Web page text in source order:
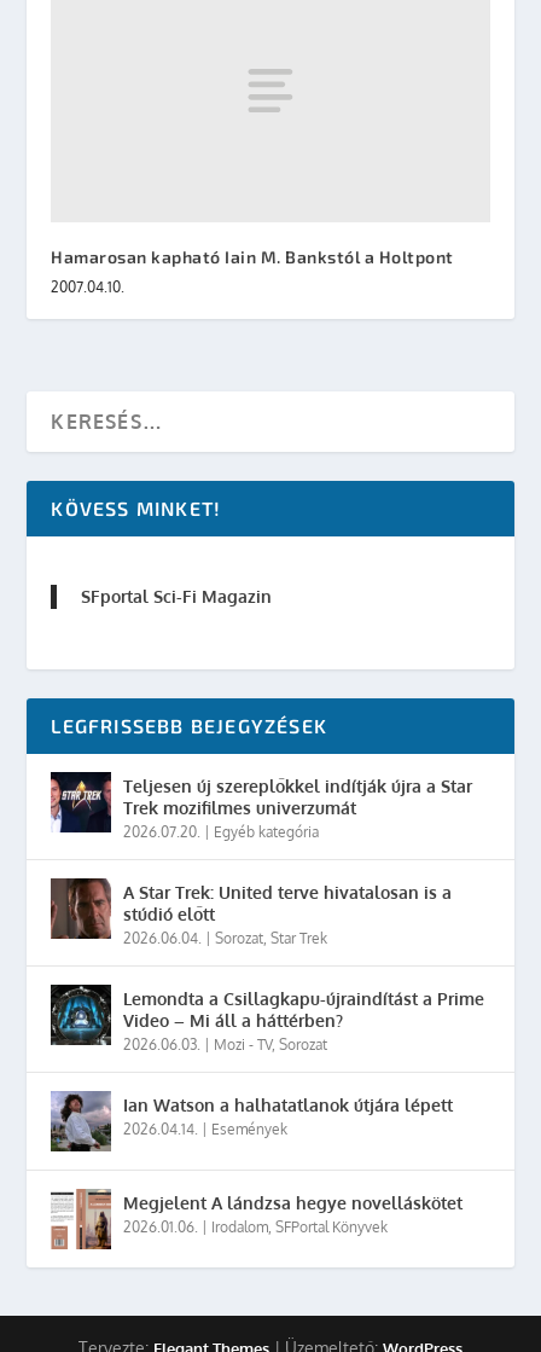
Hamarosan kapható Iain M. Bankstól a Holtpont
2007.04.10.
KÖVESS MINKET!
SFportal Sci-Fi Magazin
LEGFRISSEBB BEJEGYZÉSEK
Teljesen új szereplőkkel indítják újra a Star
Trek mozifilmes univerzumát
2026.07.20. | Egyéb kategória
A Star Trek: United terve hivatalosan is a
stúdió előtt
2026.06.04. |Sorozat ,Star Trek
Lemondta a Csillagkapu-újraindítást a Prime
Video – Mi áll a háttérben?
2026.06.03. | Mozi - TV,Sorozat
Ian Watson a halhatatlanok útjára lépett
2026.04.14. | Események
Megjelent A lándzsa hegye novelláskötet
2026.01.06. | Irodalom ,SFPortal Könyvek
Tervezte: Elegant Themes | Üzemeltető: WordPress